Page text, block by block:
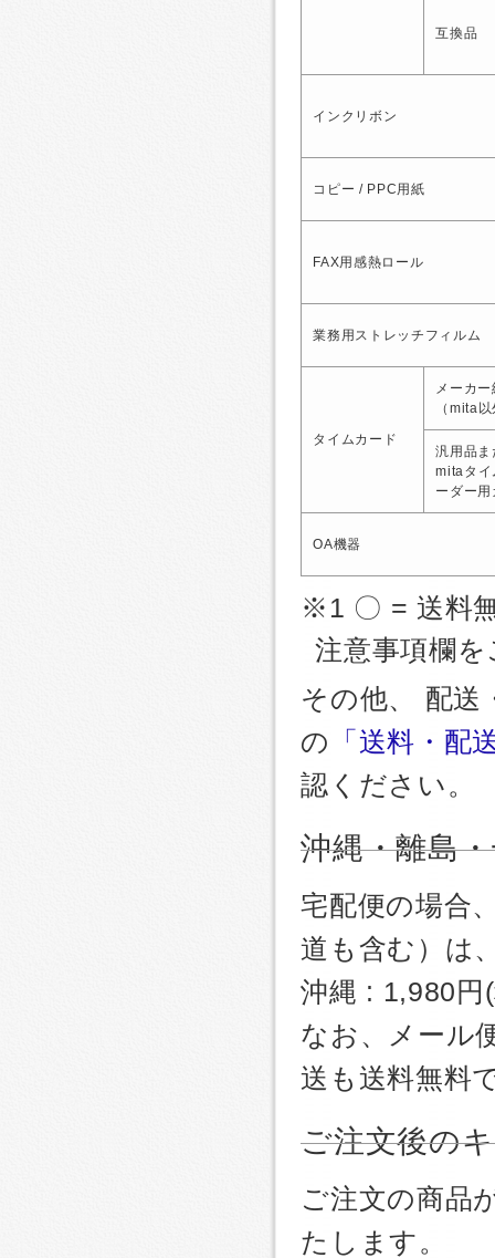
互換品
インクリボン
コピー / PPC用紙
FAX用感熱ロール
業務用ストレッチフィルム
タイムカード
メーカ
（mita
汎用品ま
mitaタイ
ーダー
OA機器
※1 〇 = 送料
注意事項欄
その他、 配送
の
「送料・配
認ください。
沖縄・離島
宅配便の場合
道も含む）は
沖縄 : 1,980円
なお、メール
送も送料無料
ご注文後の
ご注文の商品
たします。